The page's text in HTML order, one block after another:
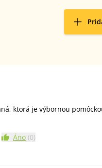
ktorá je výbornou
Áno (0)